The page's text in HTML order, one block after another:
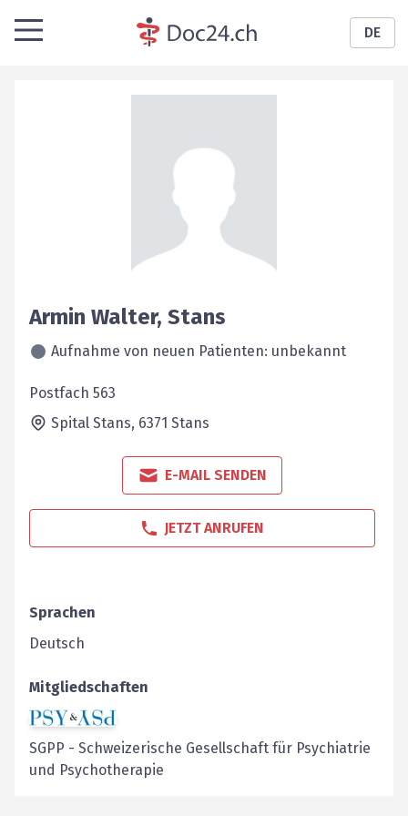
DE
Armin Walter, Stans
Aufnahme von neuen Patienten: unbekannt
Postfach 563
Spital Stans, 6371 Stans
E-MAIL SENDEN
JETZT ANRUFEN
Sprachen
Deutsch
Mitgliedschaften
SGPP - Schweizerische Gesellschaft für Psychiatrie
und Psychotherapie